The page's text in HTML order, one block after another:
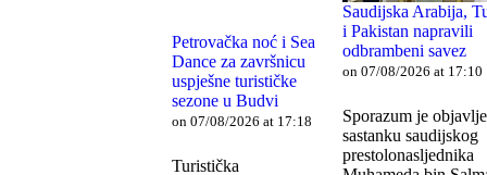
Petrovačka noć i Sea
Dance za završnicu
uspješne turističke
sezone u Budvi
on 07/08/2026 at 17:18
Turistička
Saudijska Arabija,
i Pakistan napravili
odbrambeni savez
on 07/08/2026 at 17:10
Sporazum je
sastanku saudijskog
prestolonasljednika